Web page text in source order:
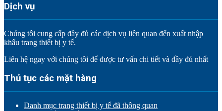
Dịch vụ
Chúng tôi cung cấp đầy đủ các dịch vụ liên quan đến xuất nhập
khẩu trang thiết bị y tế.
Liên hệ ngay với chúng tôi để được tư vấn chi tiết và đầy đủ nhất
Thủ tục các mặt hàng
Danh mục trang thiết bị y tế đã thông quan